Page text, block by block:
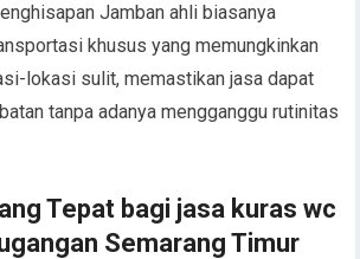
Jamban ahli biasanya
khusus yang memungkinkan
lokasi sulit, memastikan jasa dapat
tanpa adanya mengganggu rutinitas
Tepat bagi jasa kuras wc
Semarang Timur